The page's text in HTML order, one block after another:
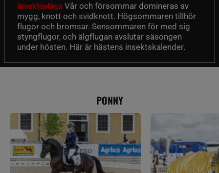
Insektsplåga Vår och försommar domineras av
mygg, knott och svidknott. Högsommaren tillhör
flugor och bromsar. Sensommaren för med sig
styngflugor, och älgflugan avslutar säsongen
under hösten. Här är hästens insektskalender.
PONNY